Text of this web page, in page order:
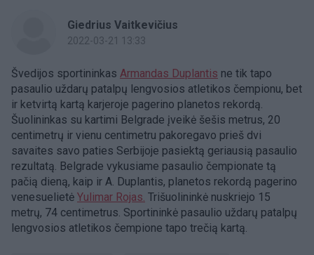
Giedrius Vaitkevičius
2022-03-21 13:33
Švedijos sportininkas Armandas Duplantis ne tik tapo
pasaulio uždarų patalpų lengvosios atletikos čempionu, bet
ir ketvirtą kartą karjeroje pagerino planetos rekordą.
Šuolininkas su kartimi Belgrade įveikė šešis metrus, 20
centimetrų ir vienu centimetru pakoregavo prieš dvi
savaites savo paties Serbijoje pasiektą geriausią pasaulio
rezultatą. Belgrade vykusiame pasaulio čempionate tą
pačią dieną, kaip ir A. Duplantis, planetos rekordą pagerino
venesuelietė Yulimar Rojas. Trišuolininkė nuskriejo 15
metrų, 74 centimetrus. Sportininkė pasaulio uždarų patalpų
lengvosios atletikos čempione tapo trečią kartą.